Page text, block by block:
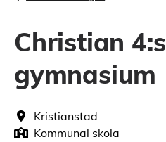
Christian 4:s
gymnasium
Kristianstad
Kommunal skola